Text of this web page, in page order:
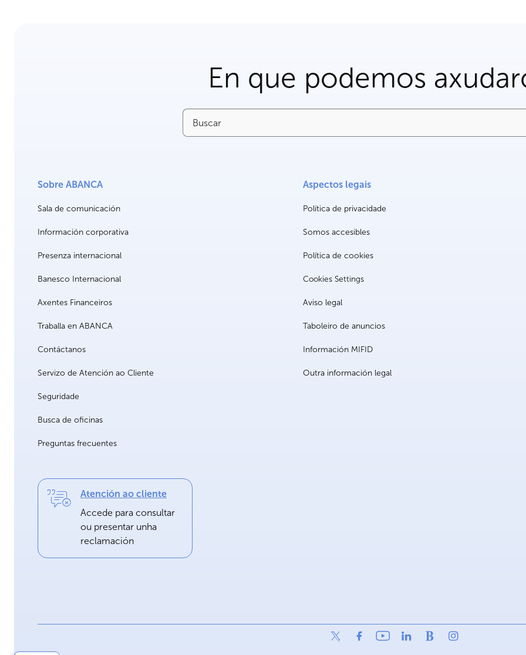
En que podemos
Buscar
Sobre ABANCA
Sala de comunicación
Información corporativa
Presenza internacional
Banesco Internacional
Axentes Financeiros
Traballa en ABANCA
Contáctanos
Servizo de Atención ao Cliente
Seguridade
Busca de oficinas
Preguntas frecuentes
Aspectos legais
Política de privacidade
Somos accesibles
Política de cookies
Cookies Settings
Aviso legal
Taboleiro de anuncios
Información MIFID
Outra información legal
Atención ao cliente
Accede para consultar
ou presentar unha
reclamación